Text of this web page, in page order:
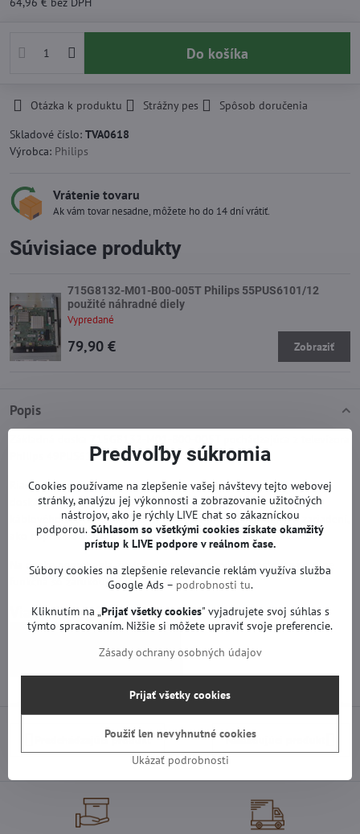
Do košíka
Otázka k produktu Strážny pes
Spôsob doručenia
Skladové číslo: TVA0618
Výrobca: Philips
Vrátenie tovaru
Ak vám tovar nesadne, môžete ho do 14 dní vrátiť.
Popis
Philips 49PUS6101/12.
Riadiaca doska zabezpečuje riadenie celého televízora. Na týchto
doskách sa nachádzajú konektory na pripojenie antény alebo
káblového set-top boxu, HDMI porty na pripojenie rôznych zariadení,
ako napríklad konzol, prehrávačov Blu-ray a iných.
Na doske neprebehla žiadna oprava ani servis. Je testovaná a plne
funkčná so zárukou 12 mesiacov.
Viac z kategórie
Náhradné diely | Philips TV
Základné dosky | Philips TV
Predchádzajúci produkt Nasledujúci produkt
Súvisiace produkty
715G8132-M01-B00-005T Philips 55PUS6101/12
použité náhradné diely
Vypredané
79,90 € Zobraziť
Predvoľby súkromia
Cookies používame na zlepšenie vašej návštevy tejto webovej
stránky, analýzu jej výkonnosti a zobrazovanie užitočných
nástrojov, ako je rýchly LIVE chat so zákazníckou
podporou. Súhlasom so všetkými cookies získate okamžitý
prístup k LIVE podpore v reálnom čase.
Súbory cookies na zlepšenie relevancie reklám využíva služba
Google Ads – podrobnosti tu.
Kliknutím na „Prijať všetky cookies" vyjadrujete svoj súhlas s
týmto spracovaním. Nižšie si môžete upraviť svoje preferencie.
Zásady ochrany osobných údajov
Ukázať podrobnosti
Prijať všetky cookies
Použiť len nevyhnutné cookies